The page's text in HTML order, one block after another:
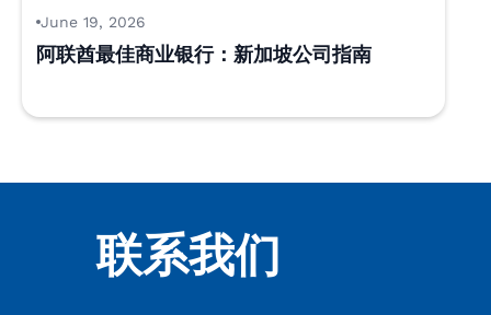
June 19, 2026
阿联酋最佳商业银行：新加坡公司指南
联系我们